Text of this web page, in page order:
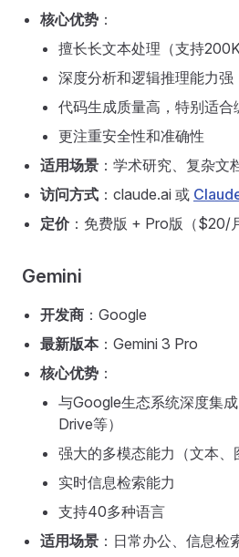
核心优势 ：
擅长长文本处理（支持
深度分析和逻辑推理能力强
代码生成质量高，特别适合
更注重安全性和准确性
适用场景 ：学术研究、复杂文
访问方式 ：claude.ai 或
定价：免费版 + Pro版（$20/
Gemini
开发商 ：Google
最新版本：Gemini 3 Pro
核心优势 ：
与Google生态系统深度集成
Drive等）
强大的多模态能力（文本、
实时信息检索能力
支持40多种语言
适用场景 ：日常办公、信息检